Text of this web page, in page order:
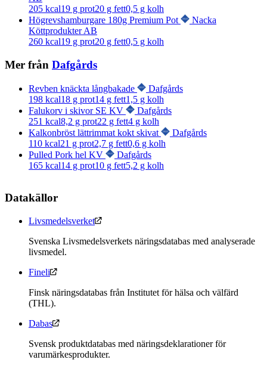
205 kcal19 g prot20 g fett0,5 g kolh
Högrevshamburgare 180g Premium Pot
Nacka
Köttprodukter AB
260 kcal19 g prot20 g fett0,5 g kolh
Mer från Dafgårds
Revben knäckta långbakade
Dafgårds
198 kcal18 g prot14 g fett1,5 g kolh
Falukorv i skivor SE KV
Dafgårds
251 kcal8,2 g prot22 g fett4 g kolh
Kalkonbröst lättrimmat kokt skivat
Dafgårds
110 kcal21 g prot2,7 g fett0,6 g kolh
Pulled Pork hel KV
Dafgårds
165 kcal14 g prot10 g fett5,2 g kolh
Datakällor
Livsmedelsverket
Svenska Livsmedelsverkets näringsdatabas med analyserade
livsmedel.
Fineli
Finsk näringsdatabas från Institutet för hälsa och välfärd
(THL).
Dabas
Svensk produktdatabas med näringsdeklarationer för
varumärkesprodukter.